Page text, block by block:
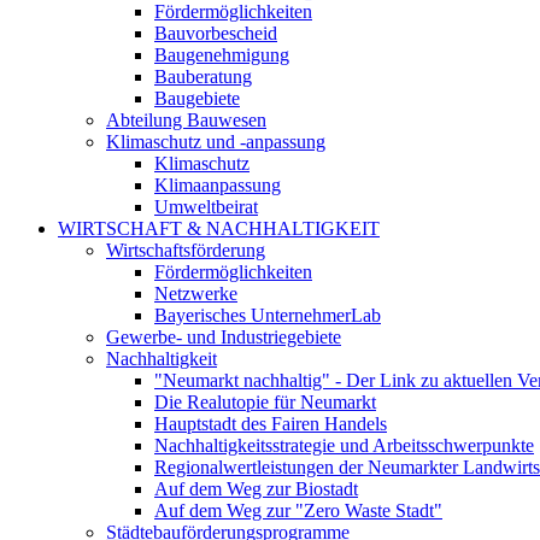
Fördermöglichkeiten
Bauvorbescheid
Baugenehmigung
Bauberatung
Baugebiete
Abteilung Bauwesen
Klimaschutz und -anpassung
Klimaschutz
Klimaanpassung
Umweltbeirat
WIRTSCHAFT & NACHHALTIGKEIT
Wirtschaftsförderung
Fördermöglichkeiten
Netzwerke
Bayerisches UnternehmerLab
Gewerbe- und Industriegebiete
Nachhaltigkeit
"Neumarkt nachhaltig" - Der Link zu aktuellen
Die Realutopie für Neumarkt
Hauptstadt des Fairen Handels
Nachhaltigkeitsstrategie und Arbeitsschwerpunkte
Regionalwertleistungen der Neumarkter
Auf dem Weg zur Biostadt
Auf dem Weg zur "Zero Waste Stadt"
Städtebauförderungsprogramme